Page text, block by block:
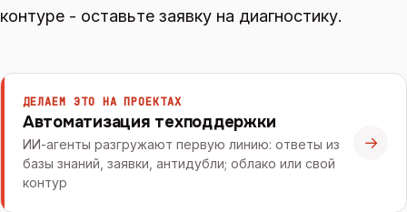
контуре - оставьте заявку на диагностику.
ДЕЛАЕМ ЭТО НА ПРОЕКТАХ
Автоматизация техподдержки
ИИ-агенты разгружают первую линию: ответы из
базы знаний, заявки, антидубли; облако или свой
контур
→